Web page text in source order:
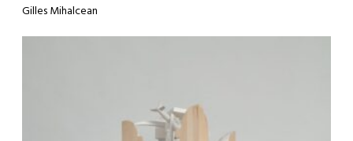
Gilles Mihalcean